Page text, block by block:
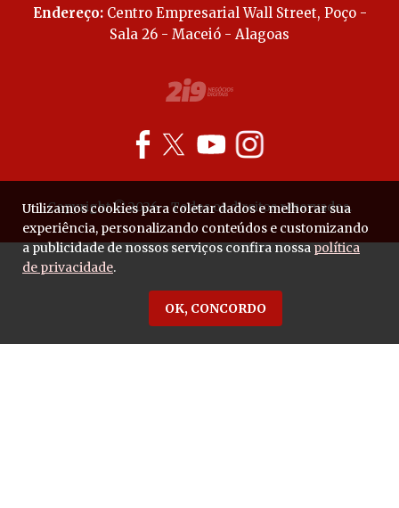
Endereço:Centro Empresarial Wall Street, Poço -
Sala 26 - Maceió - Alagoas
Copyright © 2026 - Todos os direitos reservados.
Utilizamos cookies para coletar dados e melhorar sua
experiência, personalizando conteúdos e customizando
a publicidade de nossos serviços confira nossapolítica
de privacidade.
OK, CONCORDO